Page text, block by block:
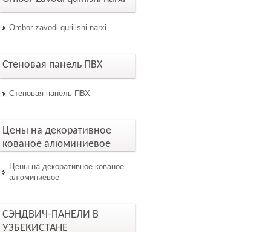
Ombor zavodi qurilishi narxi
Стеновая панель ПВХ
Стеновая панель ПВХ
Цены на декоративное
кованое алюминиевое
Цены на декоративное кованое
алюминиевое
СЭНДВИЧ-ПАНЕЛИ В
УЗБЕКИСТАНЕ